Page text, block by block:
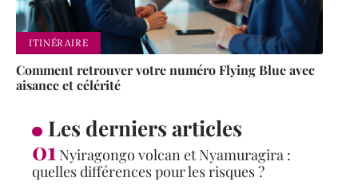
ITINÉRAIRE
Comment retrouver votre numéro Flying Blue avec
aisance et célérité
Les derniers articles
Nyiragongo volcan et Nyamuragira :
quelles différences pour les risques ?